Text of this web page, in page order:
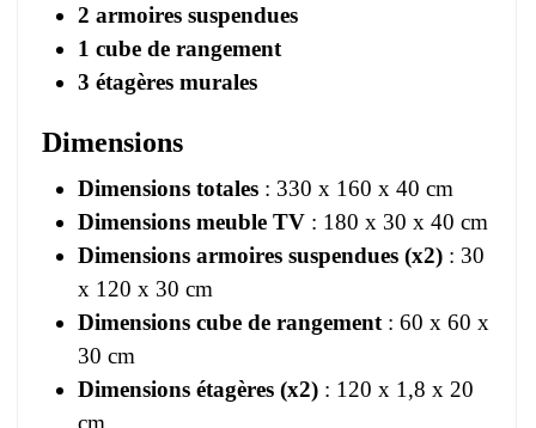
2 armoires suspendues
1 cube de rangement
3 étagères murales
Dimensions
Dimensions totales : 330 x 160 x 40 cm
Dimensions meuble TV : 180 x 30 x 40 cm
Dimensions armoires suspendues (x2) : 30
x 120 x 30 cm
Dimensions cube de rangement: 60 x 60 x
30 cm
Dimensions étagères (x2) : 120 x 1,8 x 20